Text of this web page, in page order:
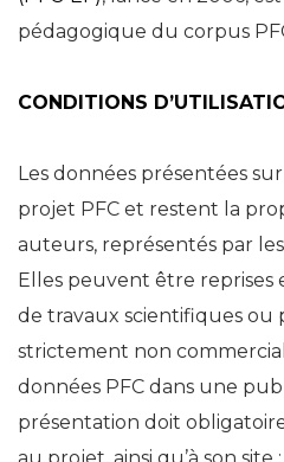
pédagogique du corpus
CONDITIONS
Les données présentées
projet PFC et restent la
auteurs, représentés par
Elles peuvent être reprises
de travaux scientifiques ou
strictement non
données PFC dans une
présentation doit